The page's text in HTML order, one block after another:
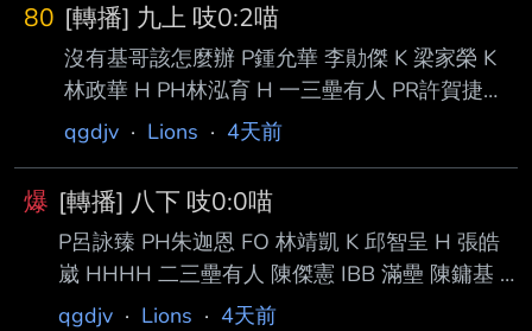
80 [轉播] 九上 吱0:2喵
沒有基哥該怎麼辦 P鍾允華 李勛傑 K 梁家榮 K
林政華 H PH林泓育 H 一三壘有人 PR許賀捷
PH林立 FO --
qgdjv · Lions · 4天前
爆 [轉播] 八下 吱0:0喵
P呂詠臻 PH朱迦恩 FO 林靖凱 K 邱智呈 H 張皓
崴 HHHH 二三壘有人 陳傑憲 IBB 滿壘 陳鏞基 H
0:2 一三壘有人 我要哭了 PR許哲晏 潘傑楷 K --
qgdjv · Lions · 4天前